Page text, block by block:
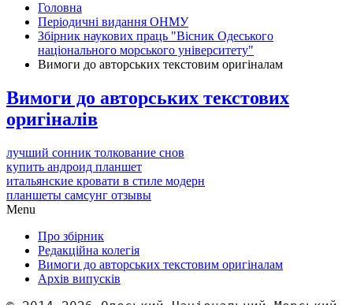
Головна
Періодичні видання ОНМУ
Збірник наукових праць "Вісник Одеського
національного морського університету"
Вимоги до авторських текстовим оригіналам
Вимоги до авторських текстових
оригіналів
лучший сонник толкование снов
купить андроид планшет
итальянские кровати в стиле модерн
планшеты самсунг отзывы
Menu
Про збірник
Редакційна колегія
Вимоги до авторських текстовим оригіналам
Архів випусків